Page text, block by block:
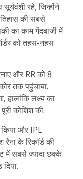
रहे, जिन्होंने
की सबसे
का काम गेंदबाजी में
को तहस-नहस
और RR को 8
तक पहुंचाया.
हालांकि लक्ष्य का
कोशिश की.
किया और IPL
के रिकॉर्ड की
में सबसे ज्यादा छक्के